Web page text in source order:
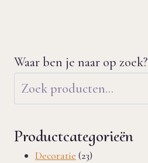
Waar ben je naar op zoek?
Productcategorieën
Decoratie 2323